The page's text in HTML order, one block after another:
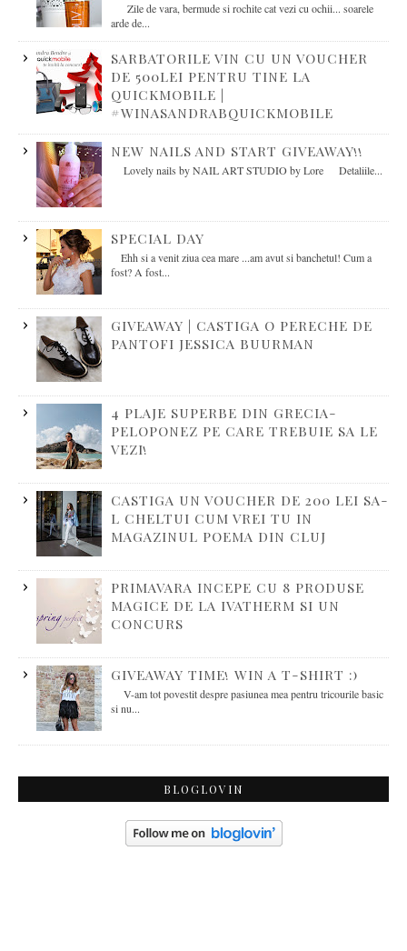
Zile de vara, bermude si rochite cat vezi cu ochii... soarele
arde de...
SARBATORILE VIN CU UN VOUCHER
DE 500LEI PENTRU TINE LA
QUICKMOBILE |
#WINASANDRABQUICKMOBILE
NEW NAILS AND START GIVEAWAY!!
Lovely nails by NAIL ART STUDIO by Lore Detaliile...
SPECIAL DAY
Ehh si a venit ziua cea mare ...am avut si banchetul! Cum a
fost? A fost...
GIVEAWAY | CASTIGA O PERECHE DE
PANTOFI JESSICA BUURMAN
4 PLAJE SUPERBE DIN GRECIA-
PELOPONEZ PE CARE TREBUIE SA LE
VEZI!
CASTIGA UN VOUCHER DE 200 LEI SA-
L CHELTUI CUM VREI TU IN
MAGAZINUL POEMA DIN CLUJ
PRIMAVARA INCEPE CU 8 PRODUSE
MAGICE DE LA IVATHERM SI UN
CONCURS
GIVEAWAY TIME! WIN A T-SHIRT :)
V-am tot povestit despre pasiunea mea pentru tricourile basic
si nu...
BLOGLOVIN